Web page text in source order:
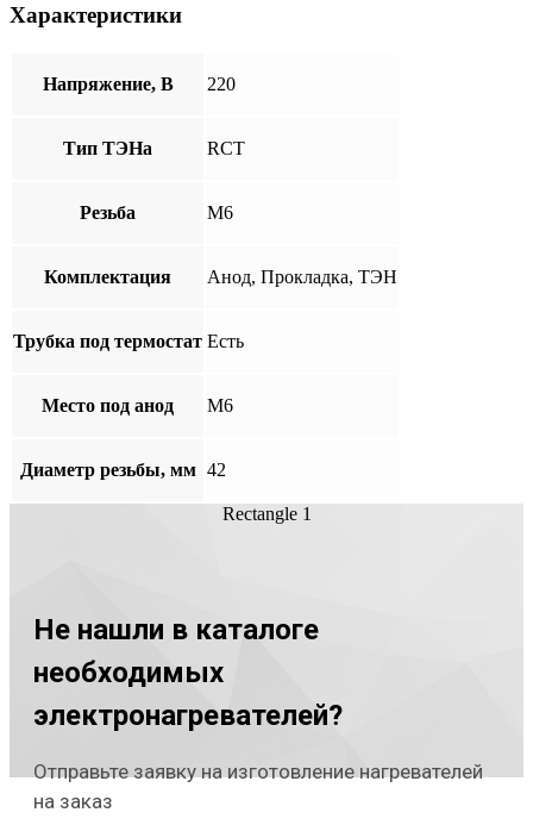
Характеристики
Напряжение, В 220
Тип ТЭНа RCT
Резьба М6
Комплектация Анод, Прокладка, ТЭН
Трубка под термостат Есть
Место под анод М6
Диаметр резьбы, мм 42
Rectangle 1
Не нашли в каталоге
необходимых
электронагревателей?
Отправьте заявку на изготовление нагревателей
на заказ